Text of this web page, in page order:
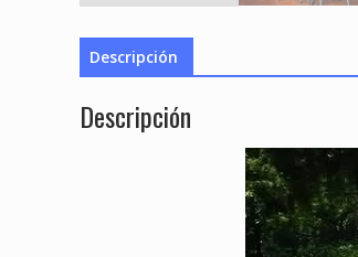
Descripción
Descripción